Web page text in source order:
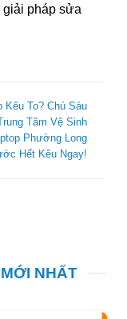
giải pháp sửa
Kêu To? Chú Sáu
Tâm Vệ Sinh
Phường Long
Hết Kêu Ngay!
NHẤT